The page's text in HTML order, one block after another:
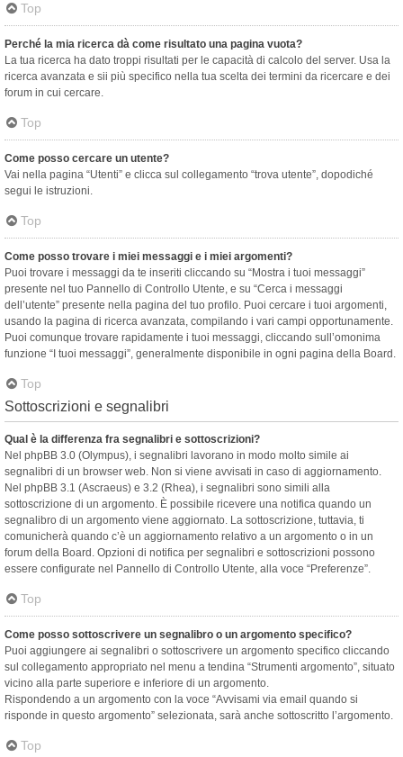
Top
Perché la mia ricerca dà come risultato una pagina vuota?
La tua ricerca ha dato troppi risultati per le capacità di calcolo del server. Usa la
ricerca avanzata e sii più specifico nella tua scelta dei termini da ricercare e dei
forum in cui cercare.
Top
Come posso cercare un utente?
Vai nella pagina “Utenti” e clicca sul collegamento “trova utente”, dopodiché
segui le istruzioni.
Top
Come posso trovare i miei messaggi e i miei argomenti?
Puoi trovare i messaggi da te inseriti cliccando su “Mostra i tuoi messaggi”
presente nel tuo Pannello di Controllo Utente, e su “Cerca i messaggi
dell’utente” presente nella pagina del tuo profilo. Puoi cercare i tuoi argomenti,
usando la pagina di ricerca avanzata, compilando i vari campi opportunamente.
Puoi comunque trovare rapidamente i tuoi messaggi, cliccando sull’omonima
funzione “I tuoi messaggi”, generalmente disponibile in ogni pagina della Board.
Top
Sottoscrizioni e segnalibri
Qual è la differenza fra segnalibri e sottoscrizioni?
Nel phpBB 3.0 (Olympus), i segnalibri lavorano in modo molto simile ai
segnalibri di un browser web. Non si viene avvisati in caso di aggiornamento.
Nel phpBB 3.1 (Ascraeus) e 3.2 (Rhea), i segnalibri sono simili alla
sottoscrizione di un argomento. È possibile ricevere una notifica quando un
segnalibro di un argomento viene aggiornato. La sottoscrizione, tuttavia, ti
comunicherà quando c’è un aggiornamento relativo a un argomento o in un
forum della Board. Opzioni di notifica per segnalibri e sottoscrizioni possono
essere configurate nel Pannello di Controllo Utente, alla voce “Preferenze”.
Top
Come posso sottoscrivere un segnalibro o un argomento specifico?
Puoi aggiungere ai segnalibri o sottoscrivere un argomento specifico cliccando
sul collegamento appropriato nel menu a tendina “Strumenti argomento”, situato
vicino alla parte superiore e inferiore di un argomento.
Rispondendo a un argomento con la voce “Avvisami via email quando si
risponde in questo argomento” selezionata, sarà anche sottoscritto l’argomento.
Top